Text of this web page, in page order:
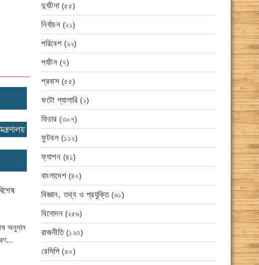
অনুদান
দুর্ঘটনা(৫৫)
নির্বাচন (২১)
পরিবেশ (২২)
পর্যটন (৭)
প্রবাস (৫৫)
ফটো গ্যালারি (১)
ফিচার (৩০৭)
ফুটবল (১১২)
ফ্যাশন (৪১)
বাংলাদেশ (৪০)
বিজ্ঞান, তথ্য ও প্রযুক্তি(৬১)
বিনোদন (২৫৬)
রাজনীতি(১২৩)
রেসিপি(৫০)